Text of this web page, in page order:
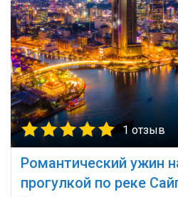
1 отзыв
Романтический ужин
прогулкой по реке